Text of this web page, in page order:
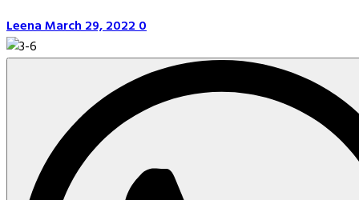
LeenaMarch 29, 20220